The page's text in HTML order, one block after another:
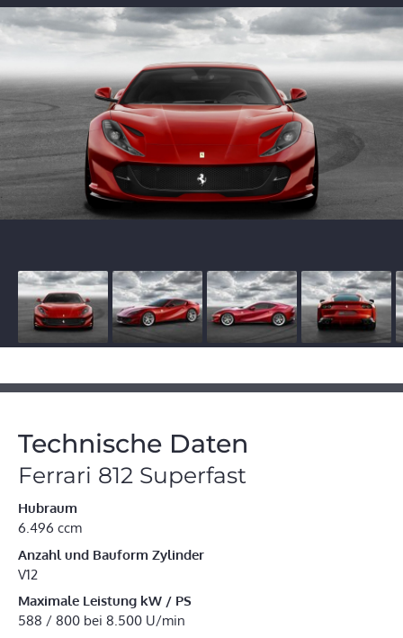
Technische Daten
Ferrari 812 Superfast
Hubraum
6.496 ccm
Anzahl und Bauform Zylinder
V12
Maximale Leistung kW / PS
588 / 800 bei 8.500 U/min